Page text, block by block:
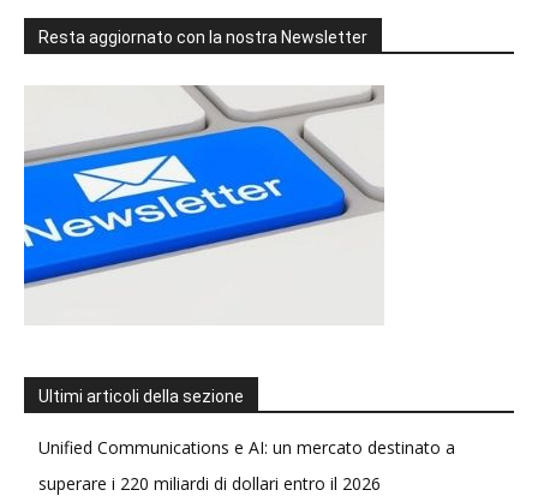
Resta aggiornato con la nostra Newsletter
Ultimi articoli della sezione
Unified Communications e AI: un mercato destinato a
superare i 220 miliardi di dollari entro il 2026